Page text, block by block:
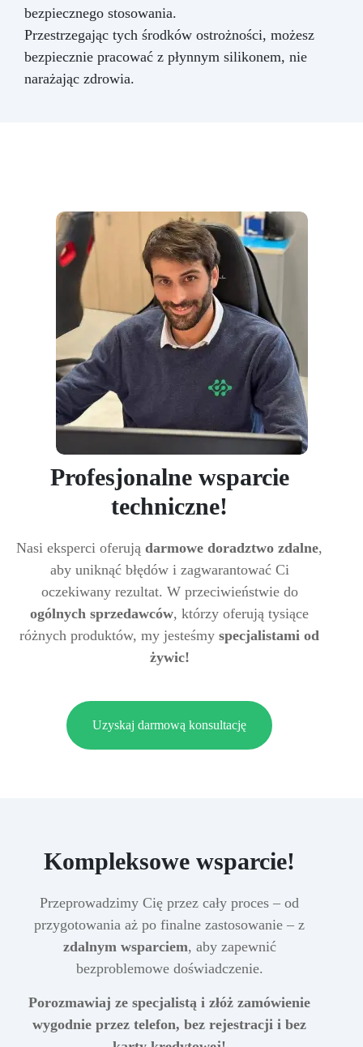
bezpiecznego stosowania.
Przestrzegając tych środków ostrożności, możesz
bezpiecznie pracować z płynnym silikonem, nie
narażając zdrowia.
Profesjonalne wsparcie
techniczne!
Nasi eksperci oferują darmowe doradztwo zdalne,
aby uniknąć błędów i zagwarantować Ci
oczekiwany rezultat. W przeciwieństwie do
ogólnych sprzedawców, którzy oferują tysiące
różnych produktów, my jesteśmy specjalistami od
żywic!
Uzyskaj darmową konsultację
Kompleksowe wsparcie!
Przeprowadzimy Cię przez cały proces – od
przygotowania aż po finalne zastosowanie – z
zdalnym wsparciem, aby zapewnić
bezproblemowe doświadczenie.
Porozmawiaj ze specjalistą i złóż zamówienie
wygodnie przez telefon, bez rejestracji i bez